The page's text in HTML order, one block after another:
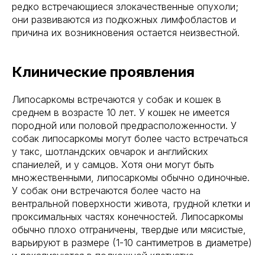
редко встречающиеся злокачественные опухоли;
они развиваются из подкожных лимфобластов и
причина их возникновения остается неизвестной.
Клинические проявления
Липосаркомы встречаются у собак и кошек в
среднем в возрасте 10 лет. У кошек не имеется
породной или половой предрасположенности. У
собак липосаркомы могут более часто встречаться
у такс, шотландских овчарок и английских
спаниелей, и у самцов. Хотя они могут быть
множественными, липосаркомы обычно одиночные.
У собак они встречаются более часто на
вентральной поверхности живота, грудной клетки и
проксимальных частях конечностей. Липосаркомы
обычно плохо отграничены, твердые или мясистые,
варьируют в размере (1-10 сантиметров в диаметре)